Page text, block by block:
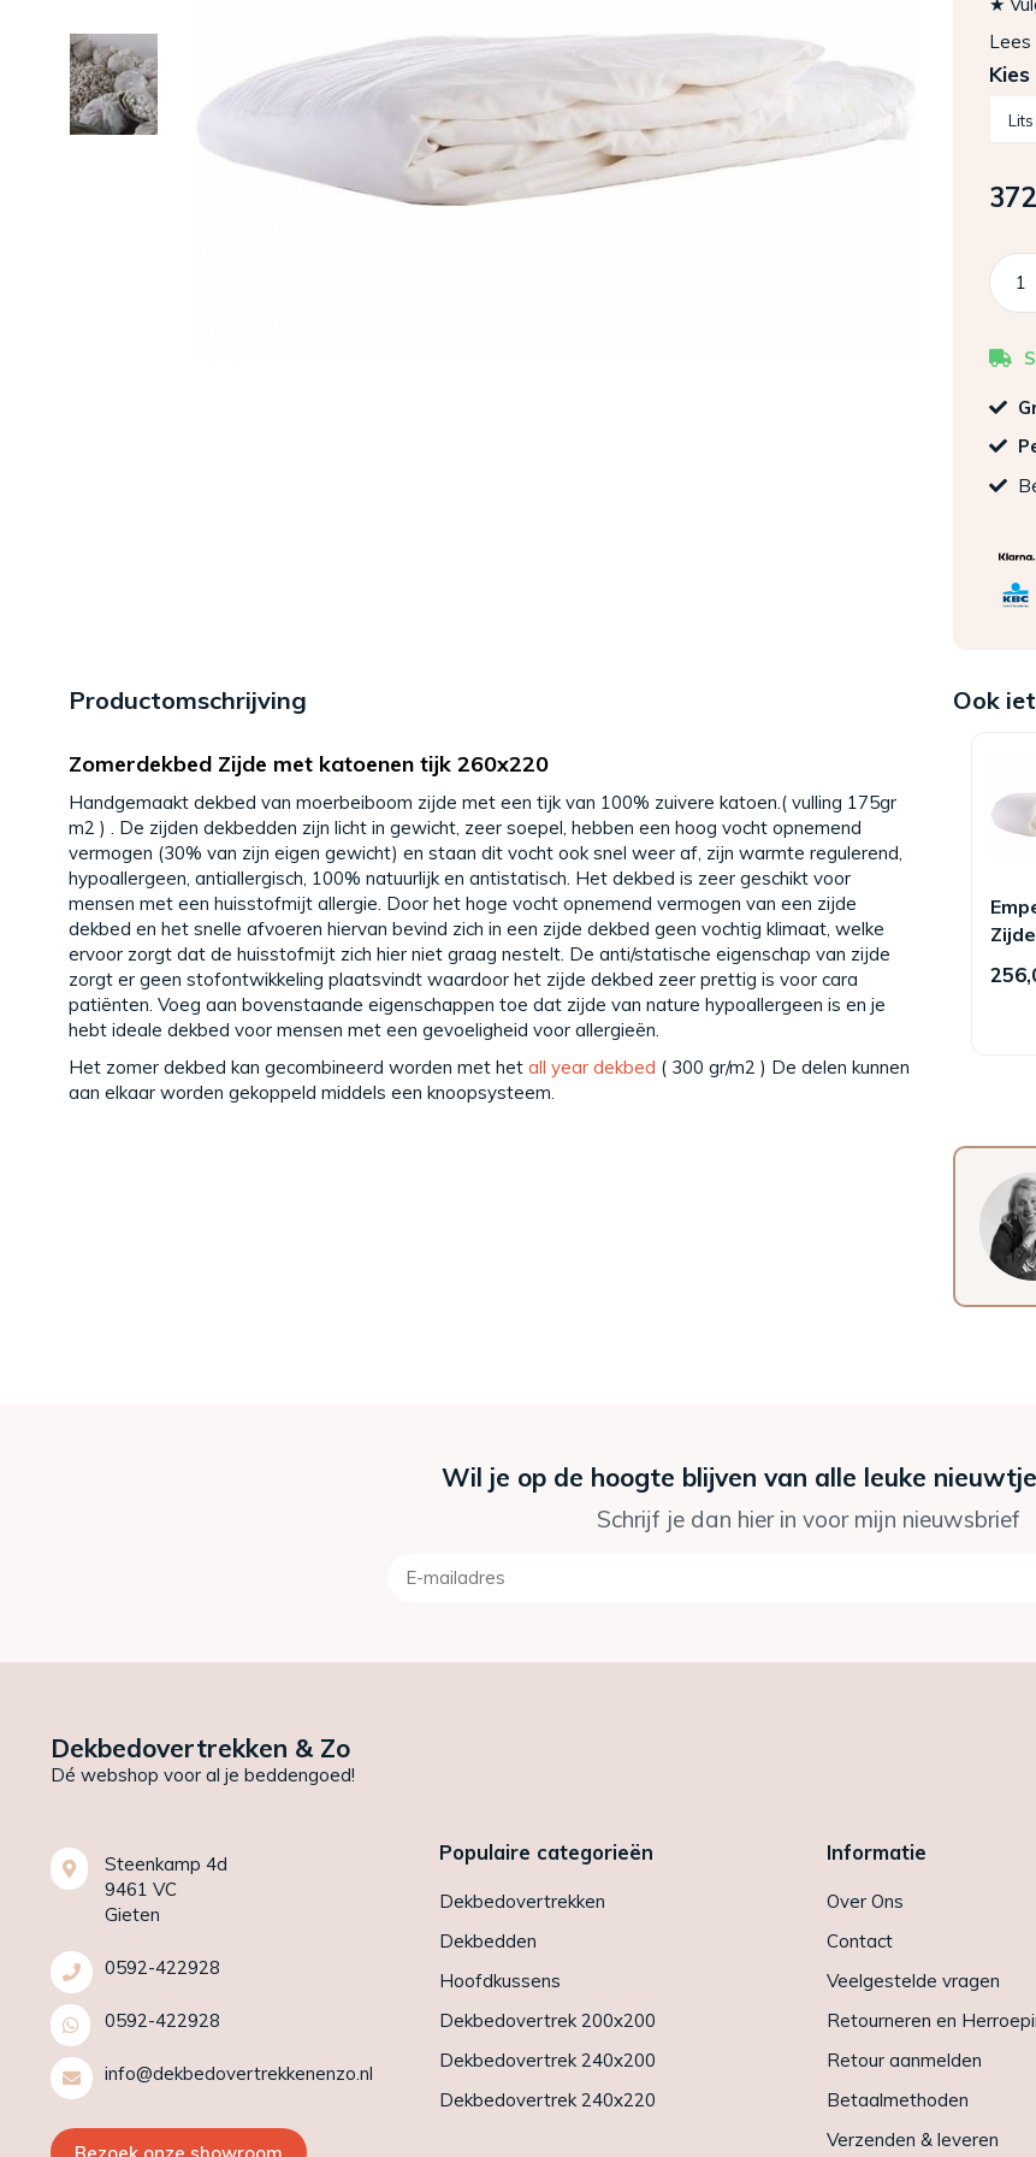
Lees
Productomschrijving
Zomerdekbed Zijde met katoenen tijk 260x220
Handgemaakt dekbed van moerbeiboom zijde met een tijk van 100% zuivere katoen.( vulling 175gr
m2 ) . De zijden dekbedden zijn licht in gewicht, zeer soepel, hebben een hoog vocht opnemend
vermogen (30% van zijn eigen gewicht) en staan dit vocht ook snel weer af, zijn warmte regulerend,
hypoallergeen, antiallergisch, 100% natuurlijk en antistatisch. Het dekbed is zeer geschikt voor
mensen met een huisstofmijt allergie. Door het hoge vocht opnemend vermogen van een zijde
dekbed en het snelle afvoeren hiervan bevind zich in een zijde dekbed geen vochtig klimaat, welke
ervoor zorgt dat de huisstofmijt zich hier niet graag nestelt. De anti/statische eigenschap van zijde
zorgt er geen stofontwikkeling plaatsvindt waardoor het zijde dekbed zeer prettig is voor cara
patiënten. Voeg aan bovenstaande eigenschappen toe dat zijde van nature hypoallergeen is en je
hebt ideale dekbed voor mensen met een gevoeligheid voor allergieën.
Het zomer dekbed kan gecombineerd worden met het all year dekbed ( 300 gr/m2 ) De delen kunnen
aan elkaar worden gekoppeld middels een knoopsysteem.
Ook
Year
Wil je op de hoogte blijven van alle leuke
Schrijf je dan hier in voor mijn nieuwsbrief
Dekbedovertrekken & Zo
Dé webshop voor al je beddengoed!
Steenkamp 4d
9461 VC
Gieten
0592-422928
0592-422928
info@dekbedovertrekkenenzo.nl
Populaire categorieën
Dekbedovertrekken
Dekbedden
Hoofdkussens
Dekbedovertrek 200x200
Dekbedovertrek 240x200
Dekbedovertrek 240x220
Informatie
Over Ons
Contact
Veelgestelde vragen
Retourneren en
Retour aanmelden
Betaalmethoden
Verzenden & leveren